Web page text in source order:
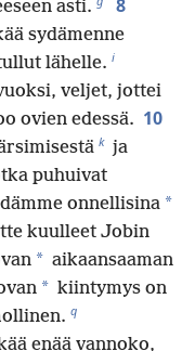
asti.
8
sydämenne
lähelle. i
veljet, jottei
ovien edessä. 10
k ja
puhuivat
onnellisina *
kuulleet Jobin
* aikaansaaman
* kiintymys on
q
enää vannoko,